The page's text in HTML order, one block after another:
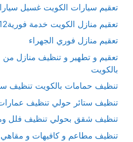
تعقيم سيارات الكويت غسيل
تعقيم منازل الكويت خدمة فورية65781212
تعقيم منازل فوري الجهراء
تعقيم و تطهير و تنظيف منازل من
بالكويت
تنظيف حمامات بالكويت تنظيف
تنظيف ستائر حولي تنظيف
تنظيف شقق بحولي تنظيف فلل
تنظيف مطاعم و كافيهات و